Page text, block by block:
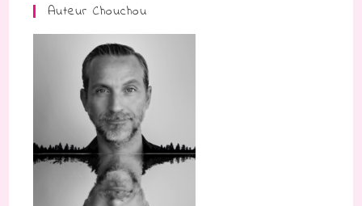
Auteur Chouchou